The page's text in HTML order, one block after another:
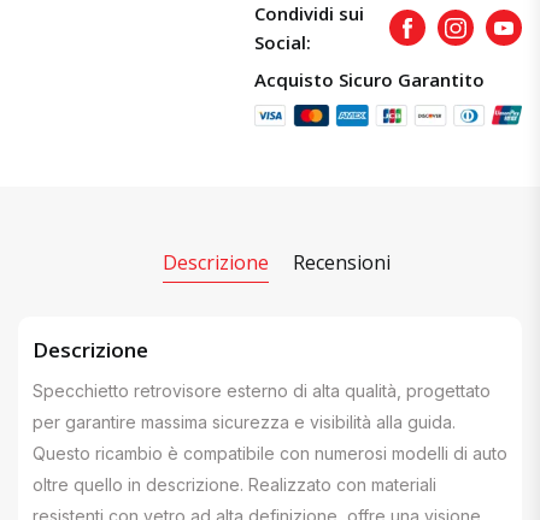
Condividi sui
Social:
FacebookInstagram
Acquisto Sicuro Garantito
Descrizione Recensioni
Descrizione
Specchietto retrovisore esterno di alta qualità, progettato
per garantire massima sicurezza e visibilità alla guida.
Questo ricambio è compatibile con numerosi modelli di auto
oltre quello in descrizione. Realizzato con materiali
resistenti con vetro ad alta definizione, offre una visione